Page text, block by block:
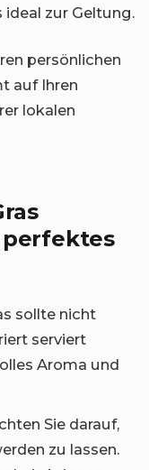
ideal zur Geltung.
persönlichen
auf Ihren
lokalen
sollte nicht
serviert
Aroma und
Sie darauf,
zu lassen.